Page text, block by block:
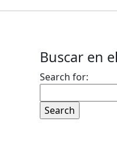
Buscar en
Search for: